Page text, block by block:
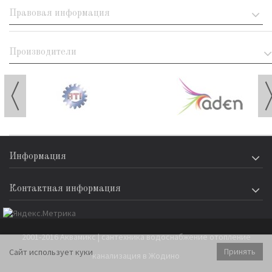
Правовая информация
Производители
Информация
Контактная информация
2001-2016 Аквамикс | сантехника водоснабжение отопление
канализация в Жодино
Принять
Сайт использует куки